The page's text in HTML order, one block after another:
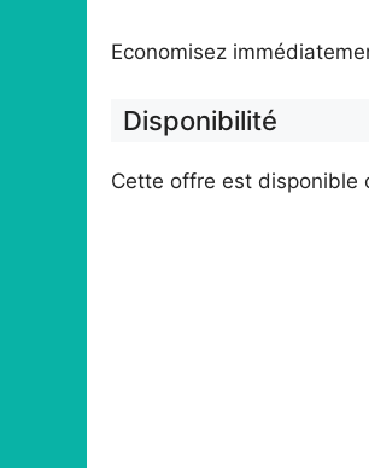
Economisez
Disponibilité
Cette offre est disponible